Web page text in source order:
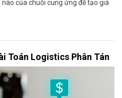
của chuỗi cung ứng để tạo giá
Toán Logistics Phân Tán